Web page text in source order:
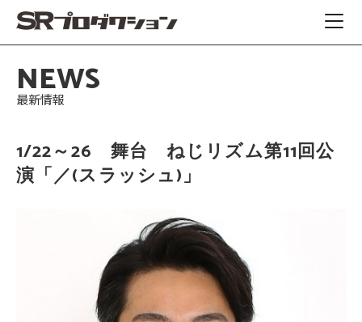
NEWS
最新情報
1/22～26 舞台 ねじリズム第11回公
演「／(スラッシュ)」